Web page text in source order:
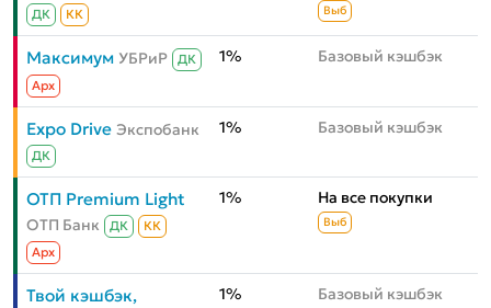
ДК КК Выб
Максимум УБРиР
ДК
Aрх
1% Базовый кэшбэк
Expo Drive Экспобанк
ДК
1% Базовый кэшбэк
ОТП Premium Light
ОТП Банк ДК
КК
Aрх
1% На все покупки
Выб
Твой кэшбэк,
1% Базовый кэшбэк